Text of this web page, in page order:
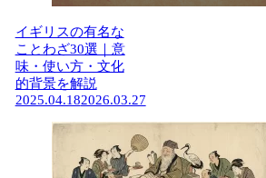
イギリスの有名な
ことわざ30選｜意
味・使い方・文化
的背景を解説
2025.04.182026.03.27